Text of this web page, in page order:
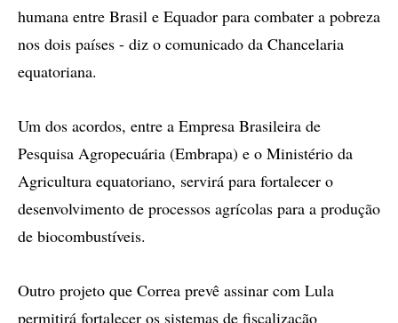
humana entre Brasil e Equador para combater a pobreza
nos dois países - diz o comunicado da Chancelaria
equatoriana.
Um dos acordos, entre a Empresa Brasileira de
Pesquisa Agropecuária (Embrapa) e o Ministério da
Agricultura equatoriano, servirá para fortalecer o
desenvolvimento de processos agrícolas para a produção
de biocombustíveis.
Outro projeto que Correa prevê assinar com Lula
permitirá fortalecer os sistemas de fiscalização